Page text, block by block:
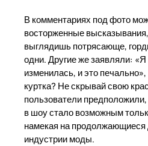
В комментариях под фото
восторженные
выглядишь потрясающе,
одни. Другие же заявляли:
изменилась, и это
куртка? Не скрывай свою
пользователи
в шоу стало возможным
намекая на
индустрии моды.